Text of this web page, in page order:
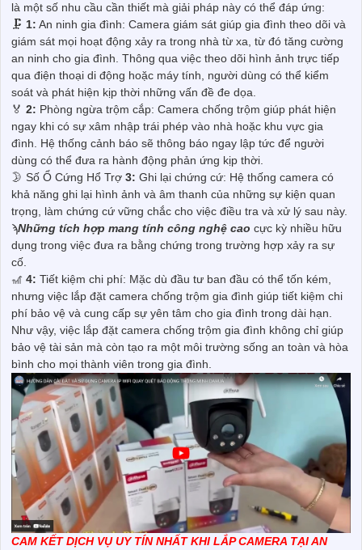
là một số nhu cầu cần thiết mà giải pháp này có thể đáp ứng:
🗜️ 1: An ninh gia đình: Camera giám sát giúp gia đình theo dõi và
giám sát mọi hoạt động xảy ra trong nhà từ xa, từ đó tăng cường
an ninh cho gia đình. Thông qua việc theo dõi hình ảnh trực tiếp
qua điện thoại di động hoặc máy tính, người dùng có thể kiểm
soát và phát hiện kịp thời những vấn đề đe dọa.
️🏅️ 2: Phòng ngừa trộm cắp: Camera chống trộm giúp phát hiện
ngay khi có sự xâm nhập trái phép vào nhà hoặc khu vực gia
đình. Hệ thống cảnh báo sẽ thông báo ngay lập tức để người
dùng có thể đưa ra hành động phản ứng kịp thời.
🌛 Số Ổ Cứng Hổ Trợ 3: Ghi lại chứng cứ: Hệ thống camera có
khả năng ghi lại hình ảnh và âm thanh của những sự kiện quan
trọng, làm chứng cứ vững chắc cho việc điều tra và xử lý sau này.
ϡNhững tích hợp mang tính công nghệ cao cực kỳ nhiều hữu
dụng trong việc đưa ra bằng chứng trong trường hợp xảy ra sự
cố.
🎢 4: Tiết kiệm chi phí: Mặc dù đầu tư ban đầu có thể tốn kém,
nhưng việc lắp đặt camera chống trộm gia đình giúp tiết kiệm chi
phí bảo vệ và cung cấp sự yên tâm cho gia đình trong dài hạn.
Như vậy, việc lắp đặt camera chống trộm gia đình không chỉ giúp
bảo vệ tài sản mà còn tạo ra một môi trường sống an toàn và hòa
bình cho mọi thành viên trong gia đình.
CAM KẾT DỊCH VỤ UY TÍN NHẤT KHI LẮP CAMERA TẠI AN